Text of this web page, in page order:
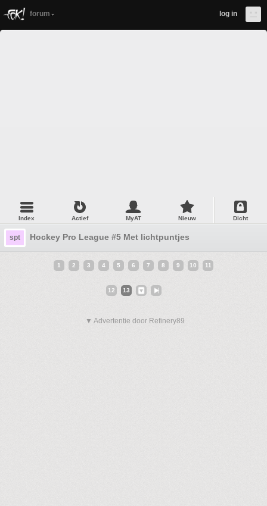
forum log in
Index Actief MyAT Nieuw Dicht
spt Hockey Pro League #5 Met lichtpuntjes
1 2 3 4 5 6 7 8 9 10 11
12 13
▼ Advertentie door Refinery89